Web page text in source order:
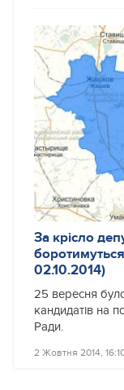
За крісло
02.10.2014)
25 вересня
кандидатів на
Ради.
2 Жовтня 2014,